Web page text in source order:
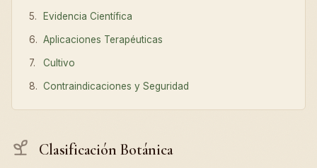
Evidencia Científica
Aplicaciones Terapéuticas
Cultivo
Contraindicaciones y Seguridad
Clasificación Botánica